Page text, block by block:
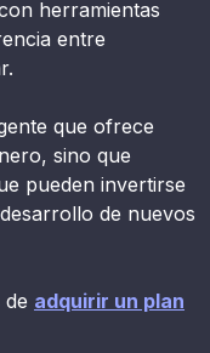
herramientas
entre
que ofrece
sino que
pueden invertirse
de nuevos
adquirir un plan